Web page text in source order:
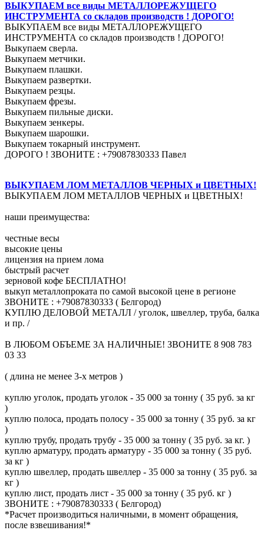
ВЫКУПАЕМ все виды МЕТАЛЛОРЕЖУЩЕГО
ИНСТРУМЕНТА со складов производств ! ДОРОГО!
ВЫКУПАЕМ все виды МЕТАЛЛОРЕЖУЩЕГО
ИНСТРУМЕНТА со складов производств ! ДОРОГО!
Выкупаем сверла.
Выкупаем метчики.
Выкупаем плашки.
Выкупаем развертки.
Выкупаем резцы.
Выкупаем фрезы.
Выкупаем пильные диски.
Выкупаем зенкеры.
Выкупаем шарошки.
Выкупаем токарный инструмент.
ДОРОГО ! ЗВОНИТЕ : +79087830333 Павел
ВЫКУПАЕМ ЛОМ МЕТАЛЛОВ ЧЕРНЫХ и ЦВЕТНЫХ!
ВЫКУПАЕМ ЛОМ МЕТАЛЛОВ ЧЕРНЫХ и ЦВЕТНЫХ!
наши преимущества:
честные весы
высокие цены
лицензия на прием лома
быстрый расчет
зерновой кофе БЕСПЛАТНО!
выкуп металлопроката по самой высокой цене в регионе
ЗВОНИТЕ : +79087830333 ( Белгород)
КУПЛЮ ДЕЛОВОЙ МЕТАЛЛ / уголок, швеллер, труба, балка
и пр. /
В ЛЮБОМ ОБЪЕМЕ ЗА НАЛИЧНЫЕ! ЗВОНИТЕ 8 908 783
03 33
( длина не менее 3-х метров )
куплю уголок, продать уголок - 35 000 за тонну ( 35 руб. за кг
)
куплю полоса, продать полосу - 35 000 за тонну ( 35 руб. за кг
)
куплю трубу, продать трубу - 35 000 за тонну ( 35 руб. за кг. )
куплю арматуру, продать арматуру - 35 000 за тонну ( 35 руб.
за кг )
куплю швеллер, продать швеллер - 35 000 за тонну ( 35 руб. за
кг )
куплю лист, продать лист - 35 000 за тонну ( 35 руб. кг )
ЗВОНИТЕ : +79087830333 ( Белгород)
*Расчет производиться наличными, в момент обращения,
после взвешивания!*